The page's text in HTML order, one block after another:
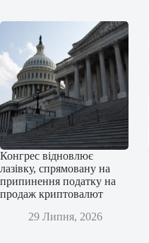
Конгрес відновлює
лазівку, спрямовану на
припинення податку на
продаж криптовалют
29 Липня, 2026